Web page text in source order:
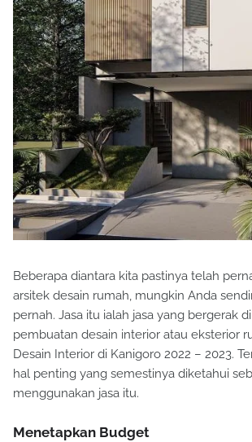
Beberapa diantara kita pastinya telah
arsitek desain rumah, mungkin Anda
pernah. Jasa itu ialah jasa yang bergerak
pembuatan desain interior atau eksterior
Desain Interior di Kanigoro 2022 – 2023.
hal penting yang semestinya diketahui
menggunakan jasa itu.
Menetapkan Budget